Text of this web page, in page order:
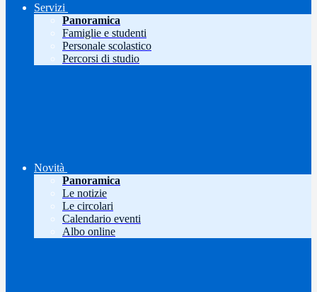
Servizi
Panoramica
Famiglie e studenti
Personale scolastico
Percorsi di studio
Novità
Panoramica
Le notizie
Le circolari
Calendario eventi
Albo online